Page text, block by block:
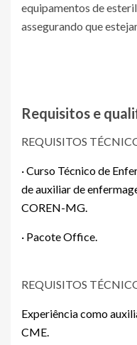
equipamentos de
assegurando que
Requisitos e
REQUISITOS
· Curso Técnico de
de auxiliar de
COREN-MG.
· Pacote Office.
REQUISITOS
Experiência como
CME.